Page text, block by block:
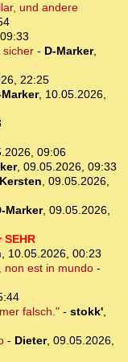
und andere
sicher- D-Marker,
22:25
Marker, 10.05.2026,
09:06
, 09.05.2026, 09:33
, 09.05.2026,
Marker, 09.05.2026,
, 10.05.2026, 00:23
non est in mundo-
falsch."- stokk',
- Dieter, 09.05.2026,